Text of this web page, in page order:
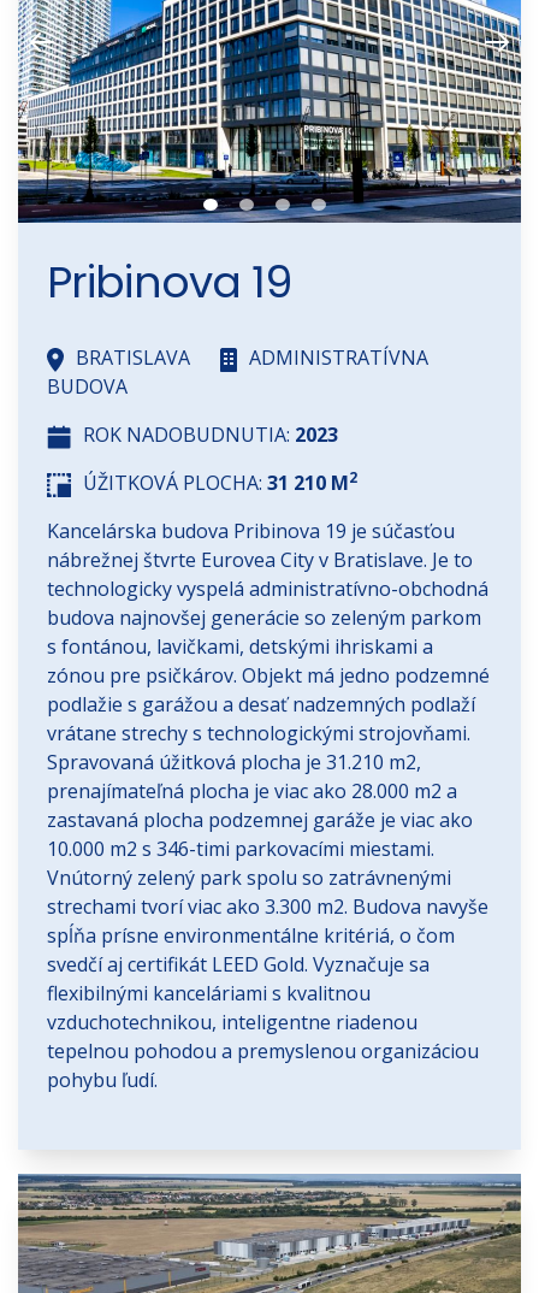
Pribinova 19
BRATISLAVA
ADMINISTRATÍVNA
BUDOVA
ROK NADOBUDNUTIA: 2023
ÚŽITKOVÁ PLOCHA: 31 210 M2
Kancelárska budova Pribinova 19 je súčasťou
nábrežnej štvrte Eurovea City v Bratislave. Je to
technologicky vyspelá administratívno-obchodná
budova najnovšej generácie so zeleným parkom
s fontánou, lavičkami, detskými ihriskami a
zónou pre psičkárov. Objekt má jedno podzemné
podlažie s garážou a desať nadzemných podlaží
vrátane strechy s technologickými strojovňami.
Spravovaná úžitková plocha je 31.210 m2,
prenajímateľná plocha je viac ako 28.000 m2 a
zastavaná plocha podzemnej garáže je viac ako
10.000 m2 s 346-timi parkovacími miestami.
Vnútorný zelený park spolu so zatrávnenými
strechami tvorí viac ako 3.300 m2. Budova navyše
spĺňa prísne environmentálne kritériá, o čom
svedčí aj certifikát LEED Gold. Vyznačuje sa
flexibilnými kanceláriami s kvalitnou
vzduchotechnikou, inteligentne riadenou
tepelnou pohodou a premyslenou organizáciou
pohybu ľudí.